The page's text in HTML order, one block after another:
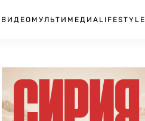
ВИДЕО МУЛЬТИМЕДИА LIFESTYLE